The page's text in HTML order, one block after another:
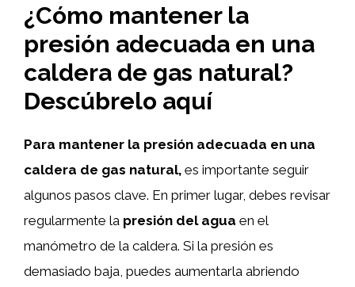
¿Cómo mantener la
presión adecuada en una
caldera de gas natural?
Descúbrelo aquí
Para mantener la presión adecuada en una
caldera de gas natural, es importante seguir
algunos pasos clave. En primer lugar, debes revisar
regularmente la presión del agua en el
manómetro de la caldera. Si la presión es
demasiado baja, puedes aumentarla abriendo